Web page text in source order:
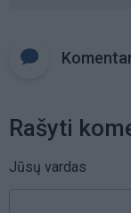
Rašyti
Jūsų vardas